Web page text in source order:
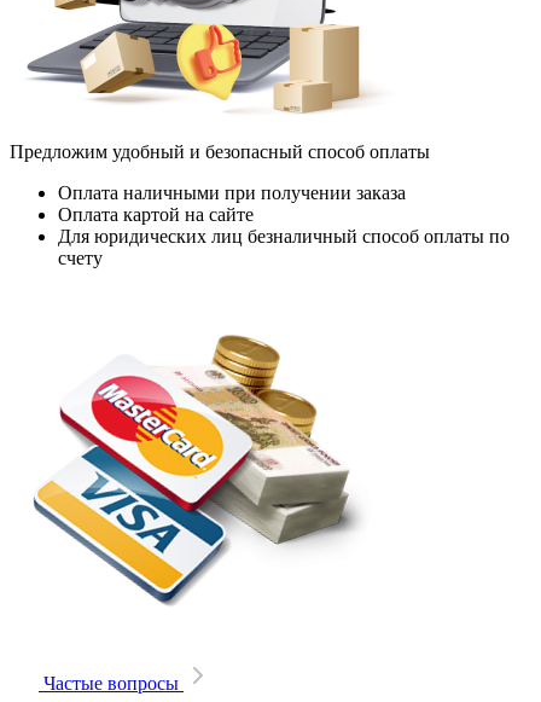
Предложим удобный и безопасный способ оплаты
Оплата наличными при получении заказа
Оплата картой на сайте
Для юридических лиц безналичный способ оплаты по
счету
Частые вопросы